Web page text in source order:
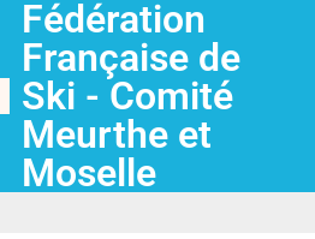
Fédération
Française de
Ski - Comité
Meurthe et
Moselle
»